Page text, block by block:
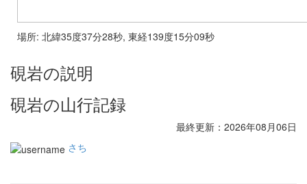
場所: 北緯35度37分28秒, 東経139度15分09秒
硯岩の説明
硯岩の山行記録
最終更新：2026年08月06日
さち